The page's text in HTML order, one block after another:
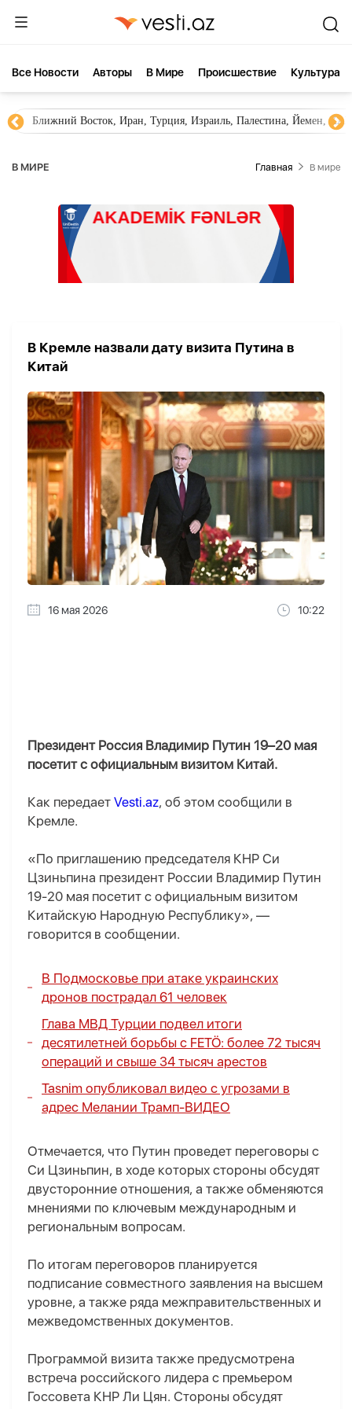
Все Новости Aвторы В Мире Происшествие Культура
Ближний Восток, Иран, Турция, Израиль, Палестина, Йемен,
В МИРЕ Главная В мире
В Кремле назвали дату визита Путина в
Китай
16 мая 2026 10:22
Президент Россия Владимир Путин 19–20 мая
посетит с официальным визитом Китай.
Как передает Vesti.az, об этом сообщили в
Кремле.
«По приглашению председателя КНР Си
Цзиньпина президент России Владимир Путин
19-20 мая посетит с официальным визитом
Китайскую Народную Республику», —
говорится в сообщении.
В Подмосковье при атаке украинских
дронов пострадал 61 человек
Глава МВД Турции подвел итоги
десятилетней борьбы с FETÖ: более 72 тысяч
операций и свыше 34 тысяч арестов
Tasnim опубликовал видео с угрозами в
адрес Мелании Трамп-ВИДЕО
Отмечается, что Путин проведет переговоры с
Си Цзиньпин, в ходе которых стороны обсудят
двусторонние отношения, а также обменяются
мнениями по ключевым международным и
региональным вопросам.
По итогам переговоров планируется
подписание совместного заявления на высшем
уровне, а также ряда межправительственных и
межведомственных документов.
Программой визита также предусмотрена
встреча российского лидера с премьером
Госсовета КНР Ли Цян. Стороны обсудят